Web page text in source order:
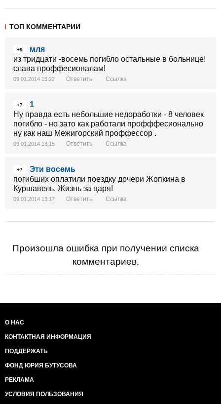
ТОП КОММЕНТАРИИ
+9
мля
из тридцати -восемь погибло остальные в больнице!
слава проффесионалам!
09.01.2014 13:22 Ответить Ссылка
+7
1
Ну правда есть небольшие недоработки - 8 человек
погибло - но зато как работали профффесионально
ну как наш Межигорский проффессор .
09.01.2014 13:15 Ответить Ссылка
+7
Эти восемь
погибших оплатили поездку дочери Жопкина в
Куршавель. Жизнь за царя!
09.01.2014 13:17 Ответить Ссылка
Произошла ошибка при получении списка
комментариев.
О НАС
КОНТАКТНАЯ ИНФОРМАЦИЯ
ПОДДЕРЖАТЬ
ФОНД ЮРИЯ БУТУСОВА
РЕКЛАМА
УСЛОВИЯ ПОЛЬЗОВАНИЯ